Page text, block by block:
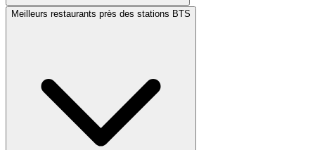
Meilleurs restaurants près des stations BTS